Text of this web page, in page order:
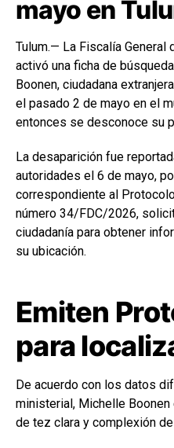
mayo en
Tulum.— La Fiscalía General
activó una ficha de
Boonen, ciudadana
el pasado 2 de mayo en el
entonces se desconoce su
La desaparición fue
autoridades el 6 de mayo,
correspondiente al
número 34/FDC/2026,
ciudadanía para obtener
su ubicación.
Emiten
para
De acuerdo con los datos
ministerial, Michelle
de tez clara y complexión